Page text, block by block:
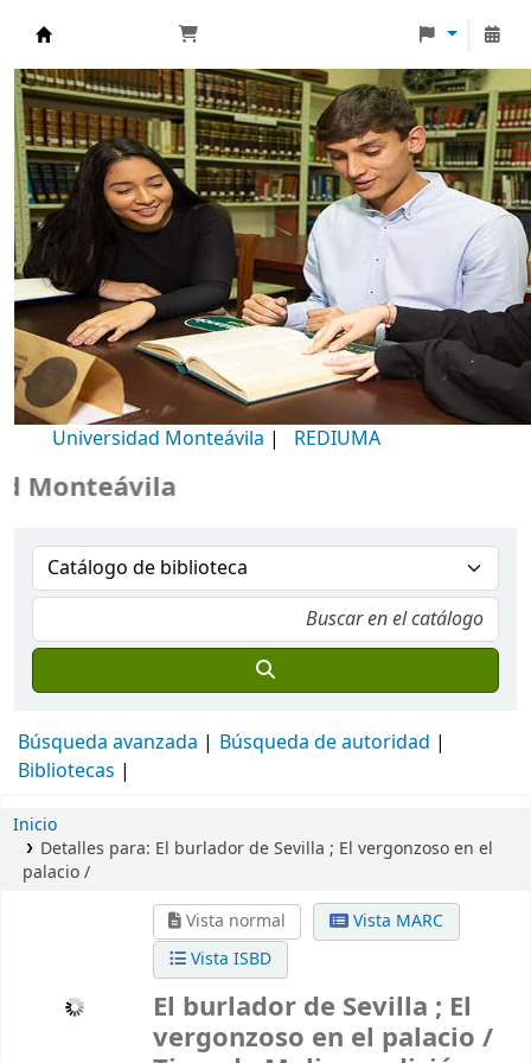
Biblioteca Universidad Monteávila
Universidad Monteávila | REDIUMA
Búsqueda avanzada
Búsqueda de autoridad
Bibliotecas
Inicio
Detalles para: El burlador de Sevilla ; El vergonzoso en el
palacio /
Vista normal
Vista MARC
Vista ISBD
El burlador de Sevilla ; El
vergonzoso en el palacio /